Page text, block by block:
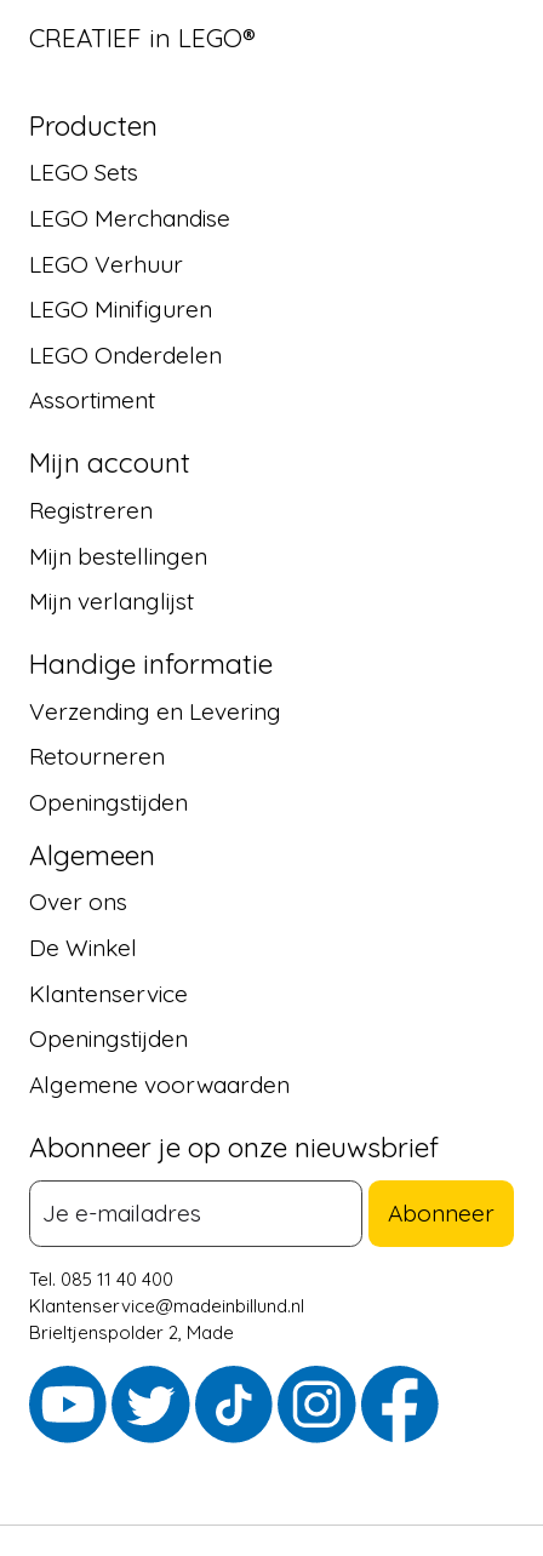
CREATIEF in LEGO®
Producten
LEGO Sets
LEGO Merchandise
LEGO Verhuur
LEGO Minifiguren
LEGO Onderdelen
Assortiment
Mijn account
Registreren
Mijn bestellingen
Mijn verlanglijst
Handige informatie
Verzending en Levering
Retourneren
Openingstijden
Algemeen
Over ons
De Winkel
Klantenservice
Openingstijden
Algemene voorwaarden
Abonneer je op onze nieuwsbrief
Abonneer
Tel. 085 11 40 400
Klantenservice@madeinbillund.nl
Brieltjenspolder 2, Made